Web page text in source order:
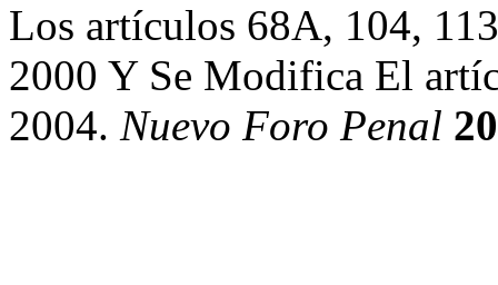
Los artículos 68A, 104,
2000 Y Se Modifica El
2004. Nuevo Foro Penal